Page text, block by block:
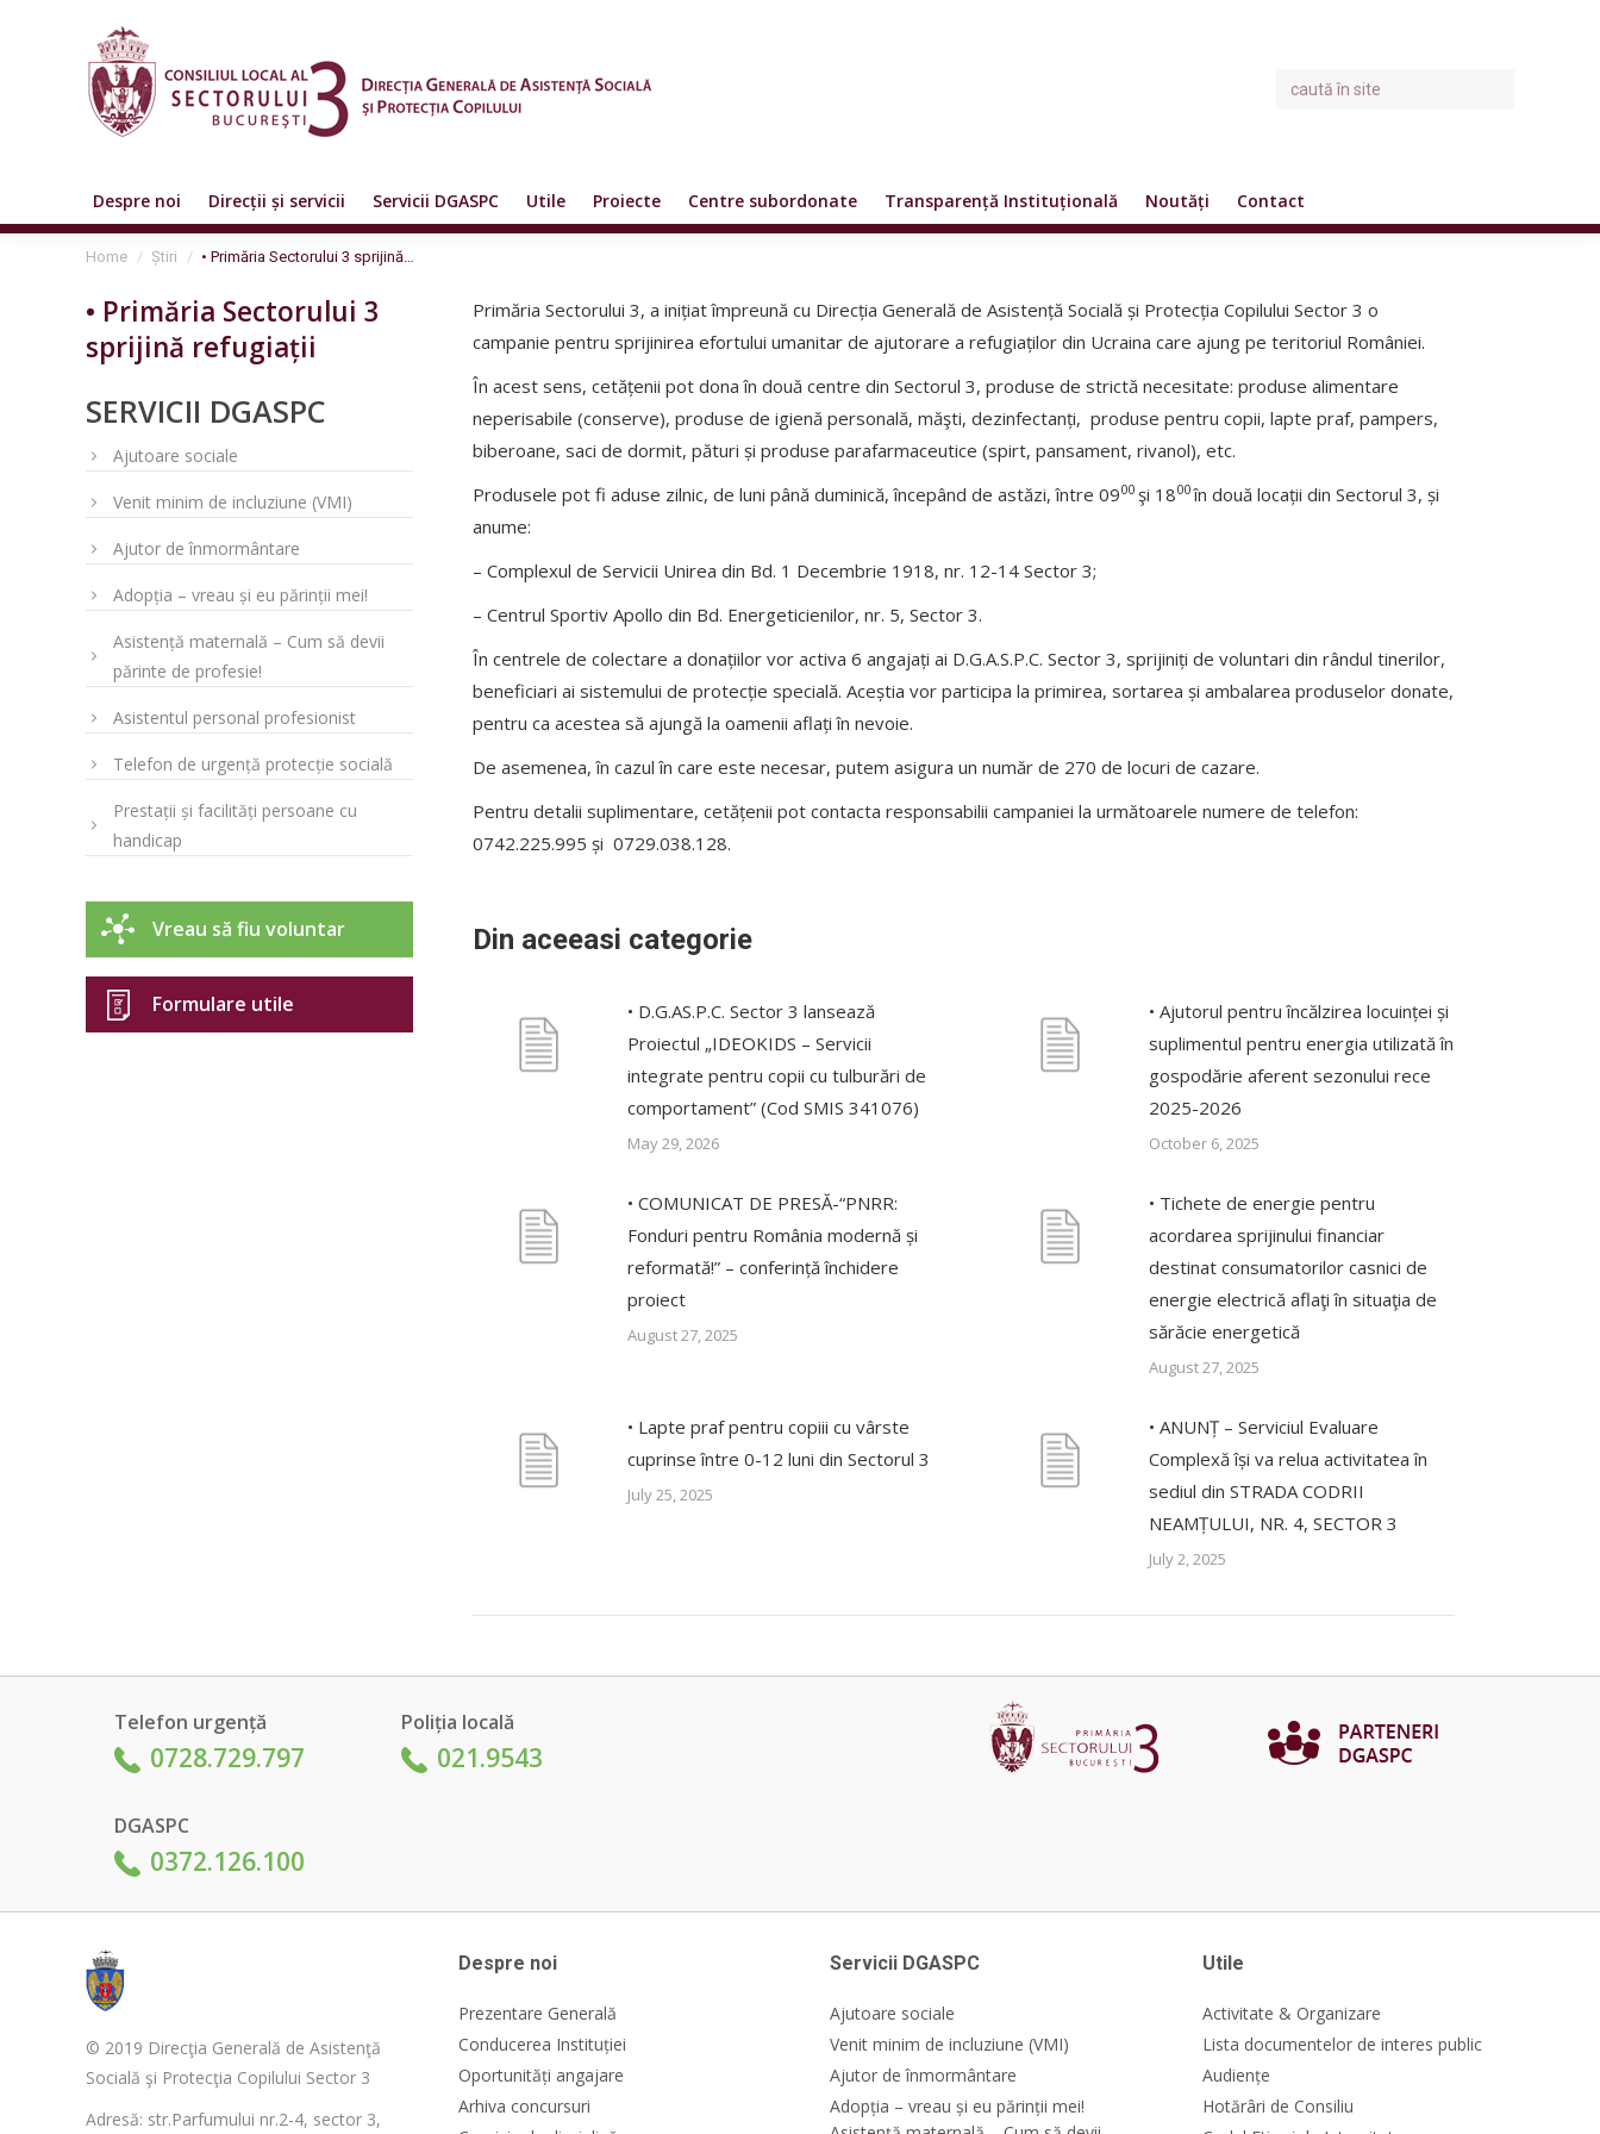
Despre noi Direcții și servicii Servicii DGASPC Utile Proiecte Centre subordonate Transparență Instituțională Noutăți Contact
You are here:
Home Știri • Primăria Sectorului 3 sprijină…
Primăria Sectorului 3, a inițiat împreună cu Direcția Generală de Asistență Socială și Protecția Copilului Sector 3 o
campanie pentru sprijinirea efortului umanitar de ajutorare a refugiaților din Ucraina care ajung pe teritoriul României.
În acest sens, cetățenii pot dona în două centre din Sectorul 3, produse de strictă necesitate: produse alimentare
neperisabile (conserve), produse de igienă personală, măşti, dezinfectanți, produse pentru copii, lapte praf, pampers,
biberoane, saci de dormit, pături și produse parafarmaceutice (spirt, pansament, rivanol), etc.
Produsele pot fi aduse zilnic, de luni până duminică, începând de astăzi, între 0900 şi 1800în două locații din Sectorul 3, și
anume:
– Complexul de Servicii Unirea din Bd. 1 Decembrie 1918, nr. 12-14 Sector 3;
– Centrul Sportiv Apollo din Bd. Energeticienilor, nr. 5, Sector 3.
În centrele de colectare a donațiilor vor activa 6 angajați ai D.G.A.S.P.C. Sector 3, sprijiniți de voluntari din rândul tinerilor,
beneficiari ai sistemului de protecție specială. Aceștia vor participa la primirea, sortarea și ambalarea produselor donate,
pentru ca acestea să ajungă la oamenii aflați în nevoie.
De asemenea, în cazul în care este necesar, putem asigura un număr de 270 de locuri de cazare.
Pentru detalii suplimentare, cetățenii pot contacta responsabilii campaniei la următoarele numere de telefon:
0742.225.995 și 0729.038.128.
Din aceeasi categorie
• D.G.AS.P.C. Sector 3 lansează
Proiectul „IDEOKIDS – Servicii
integrate pentru copii cu tulburări de
comportament” (Cod SMIS 341076)
May 29, 2026
• Ajutorul pentru încălzirea locuinței și
suplimentul pentru energia utilizată în
gospodărie aferent sezonului rece
2025-2026
October 6, 2025
• COMUNICAT DE PRESĂ-“PNRR:
Fonduri pentru România modernă și
reformată!” – conferință închidere
proiect
August 27, 2025
• Tichete de energie pentru
acordarea sprijinului financiar
destinat consumatorilor casnici de
energie electrică aflaţi în situaţia de
sărăcie energetică
August 27, 2025
• Lapte praf pentru copiii cu vârste
cuprinse între 0-12 luni din Sectorul 3
July 25, 2025
• ANUNȚ – Serviciul Evaluare
Complexă își va relua activitatea în
sediul din STRADA CODRII
NEAMȚULUI, NR. 4, SECTOR 3
July 2, 2025
• Primăria Sectorului 3
sprijină refugiații
SERVICII DGASPC
Ajutoare sociale
Venit minim de incluziune (VMI)
Ajutor de înmormântare
Adopția – vreau și eu părinții mei!
Asistență maternală – Cum să devii
părinte de profesie!
Asistentul personal profesionist
Telefon de urgență protecție socială
Prestații și facilități persoane cu
handicap
Vreau să fiu voluntar
Formulare utile
Telefon urgență
0728.729.797
Poliția locală
021.9543
DGASPC
0372.126.100
© 2019 Direcţia Generală de Asistenţă
Socială şi Protecţia Copilului Sector 3
Adresă: str.Parfumului nr.2-4, sector 3,
Despre noi
Prezentare Generală
Conducerea Instituției
Oportunități angajare
Arhiva concursuri
Servicii DGASPC
Ajutoare sociale
Venit minim de incluziune (VMI)
Ajutor de înmormântare
Adopția – vreau și eu părinții mei!
Utile
Activitate & Organizare
Lista documentelor de interes public
Audiențe
Hotărâri de Consiliu